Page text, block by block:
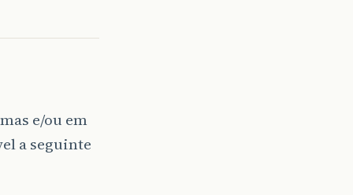
e/ou em
a seguinte